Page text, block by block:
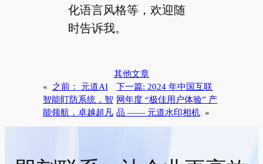
化语言风格等，欢迎随
时告诉我。
其他文章
«
之前： 元道AI
智能盯防系统，智
能领航，卓越超凡
下一篇: 2024 年中国互联
网年度 “极佳用户体验” 产
品 —— 元道水印相机 »